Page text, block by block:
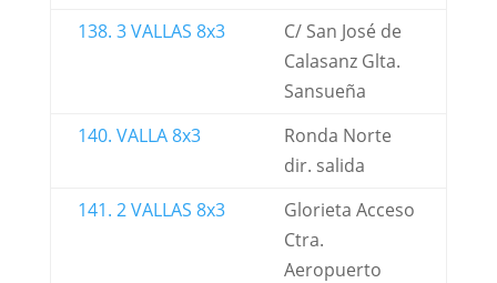
138. 3 VALLAS 8x3
C/ San José de
Calasanz Glta.
Sansueña
140. VALLA 8x3
Ronda Norte
dir. salida
141. 2 VALLAS 8x3
Glorieta Acceso
Ctra.
Aeropuerto